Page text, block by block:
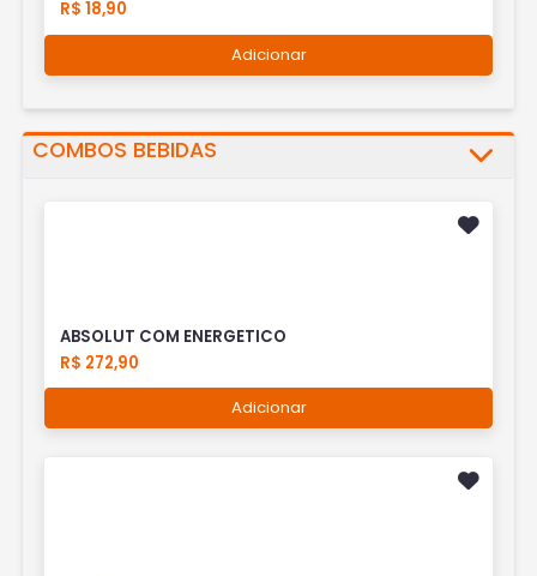
R$ 18,90
Adicionar
COMBOS BEBIDAS
ABSOLUT COM ENERGETICO
R$ 272,90
Adicionar